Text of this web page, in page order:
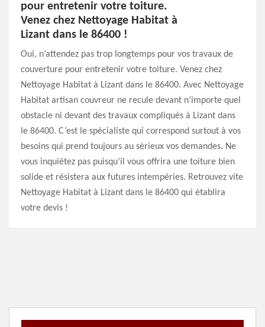
pour entretenir votre toiture.
Venez chez Nettoyage Habitat à
Lizant dans le 86400 !
Oui, n’attendez pas trop longtemps pour vos travaux de
couverture pour entretenir votre toiture. Venez chez
Nettoyage Habitat à Lizant dans le 86400. Avec Nettoyage
Habitat artisan couvreur ne recule devant n’importe quel
obstacle ni devant des travaux compliqués à Lizant dans
le 86400. C’est le spécialiste qui correspond surtout à vos
besoins qui prend toujours au sérieux vos demandes. Ne
vous inquiétez pas puisqu’il vous offrira une toiture bien
solide et résistera aux futures intempéries. Retrouvez vite
Nettoyage Habitat à Lizant dans le 86400 qui établira
votre devis !